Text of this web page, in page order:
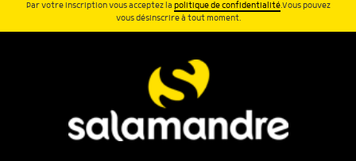
Par votre inscription vous acceptez la politique de confidentialité.Vous pouvez
vous désinscrire à tout moment.